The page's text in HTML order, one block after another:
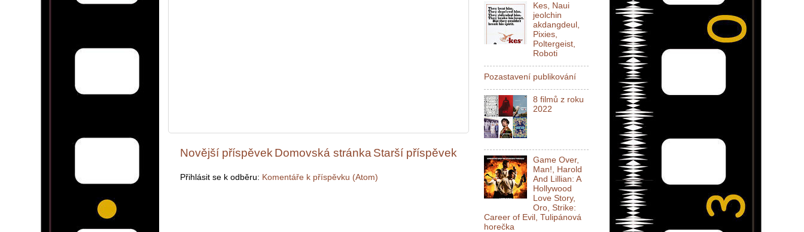
Novější příspěvek Starší příspěvek
Domovská stránka
Přihlásit se k odběru: Komentáře k příspěvku (Atom)
Kes, Naui
jeolchin
akdangdeul,
Pixies,
Poltergeist,
Roboti
Pozastavení publikování
8 filmů z roku
2022
Game Over,
Man!, Harold
And Lillian: A
Hollywood
Love Story,
Oro, Strike:
Career of Evil, Tulipánová
horečka